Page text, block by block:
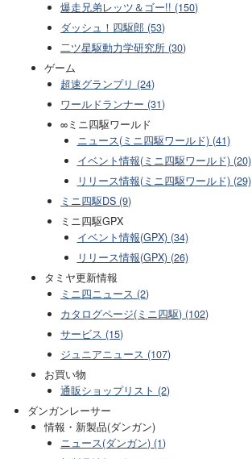
爆走兄弟レッツ＆ゴー!! (150)
ダッシュ！四駆郎 (53)
二ツ星駆動力学研究所 (30)
ゲーム
超速グランプリ (24)
ワールドランナー (31)
∞ミニ四駆ワールド
ニュース(ミニ四駆ワールド) (41)
イベント情報(ミニ四駆ワールド) (20)
リリース情報(ミニ四駆ワールド) (29)
ミニ四駆DS (9)
ミニ四駆GPX
イベント情報(GPX) (34)
リリース情報(GPX) (26)
タミヤ更新情報
ミニ四ニュース (2)
カタログページ(ミニ四駆) (102)
サービス (15)
ジュニアニュース (107)
お買い物
通販ショップリスト (2)
ダンガンレーサー
情報・新製品(ダンガン)
ニュース(ダンガン) (1)